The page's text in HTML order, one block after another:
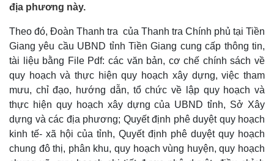
địa phương này.
Theo đó, Đoàn Thanh tra của Thanh tra Chính phủ tại Tiền
Giang yêu cầu UBND tỉnh Tiền Giang cung cấp thông tin,
tài liệu bằng File Pdf: các văn bản, cơ chế chính sách về
quy hoạch và thực hiện quy hoạch xây dựng, việc tham
mưu, chỉ đạo, hướng dẫn, tổ chức về lập quy hoạch và
thực hiện quy hoạch xây dựng của UBND tỉnh, Sở Xây
dựng và các địa phương; Quyết định phê duyệt quy hoạch
kinh tế- xã hội của tỉnh, Quyết định phê duyệt quy hoạch
chung đô thị, phân khu, quy hoạch vùng huyện, quy hoạch